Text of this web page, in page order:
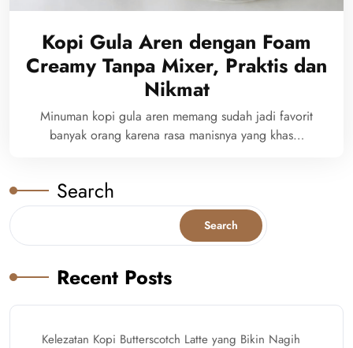
Kopi Gula Aren dengan Foam
Creamy Tanpa Mixer, Praktis dan
Nikmat
Minuman kopi gula aren memang sudah jadi favorit
banyak orang karena rasa manisnya yang khas…
Search
Search
Recent Posts
Kelezatan Kopi Butterscotch Latte yang Bikin Nagih